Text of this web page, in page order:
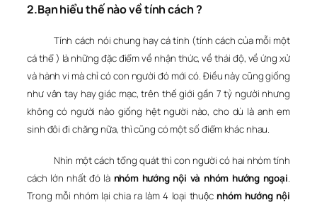
2.Bạn hiểu thế nào về tính cách ?
Tính cách nói chung hay cá tính (tính cách của mỗi một
cá thể ) là những đặc điểm về nhận thức, về thái độ, về ứng xử
và hành vi mà chỉ có con người đó mới có. Điều này cũng giống
như vân tay hay giác mạc, trên thế giới gần 7 tỷ người nhưng
không có người nào giống hệt người nào, cho dù là anh em
sinh đôi đi chăng nữa, thì cũng có một số điểm khác nhau.
Nhìn một cách tổng quát thì con người có hai nhóm tính
cách lớn nhất đó là nhóm hướng nội và nhóm hướng ngoại.
Trong mỗi nhóm lại chia ra làm 4 loại thuộc nhóm hướng nội